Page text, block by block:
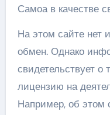
Самоа в качестве
На этом сайте нет
обмен. Однако
свидетельствует о
лицензию на
Например, об этом